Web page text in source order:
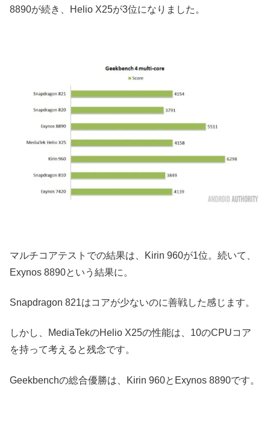
8890が続き、Helio X25が3位になりました。
マルチコアテストでの結果は、Kirin 960が1位。続いて、
Exynos 8890という結果に。
Snapdragon 821はコアが少ないのに善戦した感じます。
しかし、MediaTekのHelio X25の性能は、10のCPUコア
を持って考えると残念です。
Geekbenchの総合優勝は、Kirin 960とExynos 8890です。